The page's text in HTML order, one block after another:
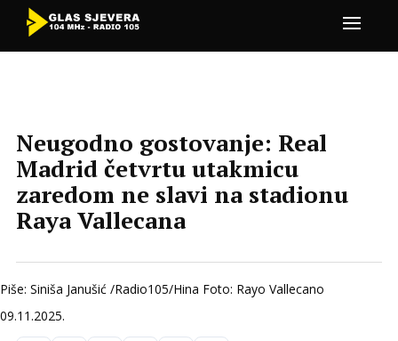
Neugodno gostovanje: Real
Madrid četvrtu utakmicu
zaredom ne slavi na stadionu
Raya Vallecana
Piše: Siniša Janušić /Radio105/Hina Foto: Rayo Vallecano
09.11.2025.